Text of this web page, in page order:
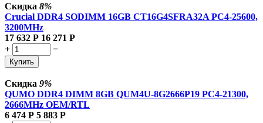
Скидка 8%
Crucial DDR4 SODIMM 16GB CT16G4SFRA32A PC4-25600,
3200MHz
17 632 Р 16 271 Р
+
−
Купить
Скидка 9%
QUMO DDR4 DIMM 8GB QUM4U-8G2666P19 PC4-21300,
2666MHz OEM/RTL
6 474 Р 5 883 Р